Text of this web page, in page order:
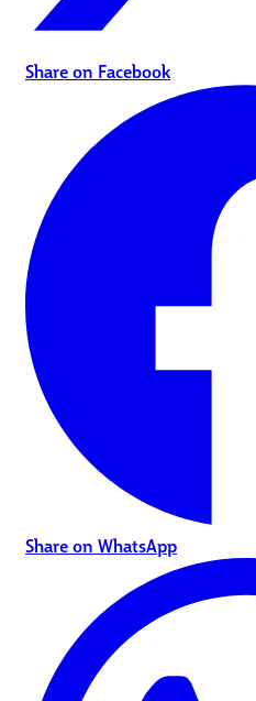
Share on Facebook
Share on WhatsApp